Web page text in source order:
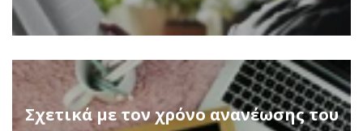
Σχετικά με τον χρόνο ανανέωσης του